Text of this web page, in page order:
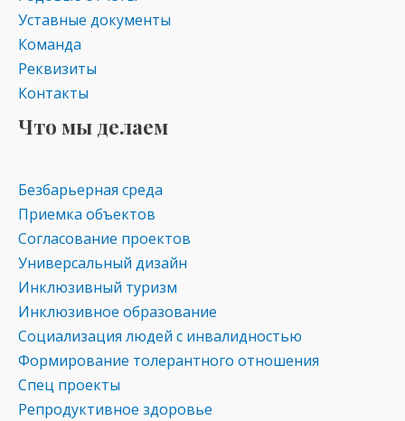
Уставные документы
Команда
Реквизиты
Контакты
Что мы делаем
Безбарьерная среда
Приемка объектов
Согласование проектов
Универсальный дизайн
Инклюзивный туризм
Инклюзивное образование
Социализация людей с инвалидностью
Формирование толерантного отношения
Спец проекты
Репродуктивное здоровье